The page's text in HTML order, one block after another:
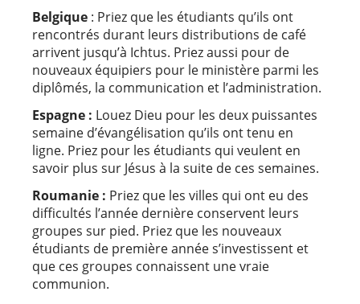
Belgique : Priez que les étudiants qu’ils ont
rencontrés durant leurs distributions de café
arrivent jusqu’à Ichtus. Priez aussi pour de
nouveaux équipiers pour le ministère parmi les
diplômés, la communication et l’administration.
Espagne : Louez Dieu pour les deux puissantes
semaine d’évangélisation qu’ils ont tenu en
ligne. Priez pour les étudiants qui veulent en
savoir plus sur Jésus à la suite de ces semaines.
Roumanie : Priez que les villes qui ont eu des
difficultés l’année dernière conservent leurs
groupes sur pied. Priez que les nouveaux
étudiants de première année s’investissent et
que ces groupes connaissent une vraie
communion.